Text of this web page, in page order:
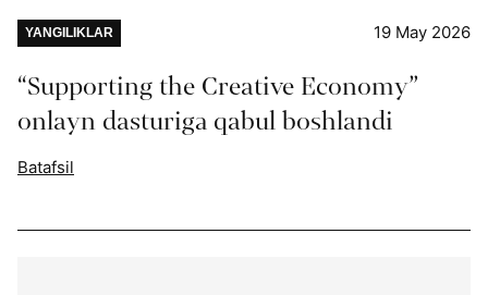
YANGILIKLAR 19 May 2026
“Supporting the Creative Economy”
onlayn dasturiga qabul boshlandi
Batafsil